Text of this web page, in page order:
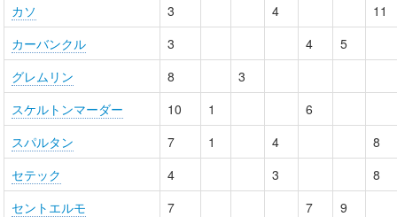
カソ
3 4
11
カーバンクル
3 4
5
グレムリン
8
3
スケルトンマーダー
10 1
6
スパルタン
7 1 4
8
セテック
4 3
8
セントエルモ
7 7
9